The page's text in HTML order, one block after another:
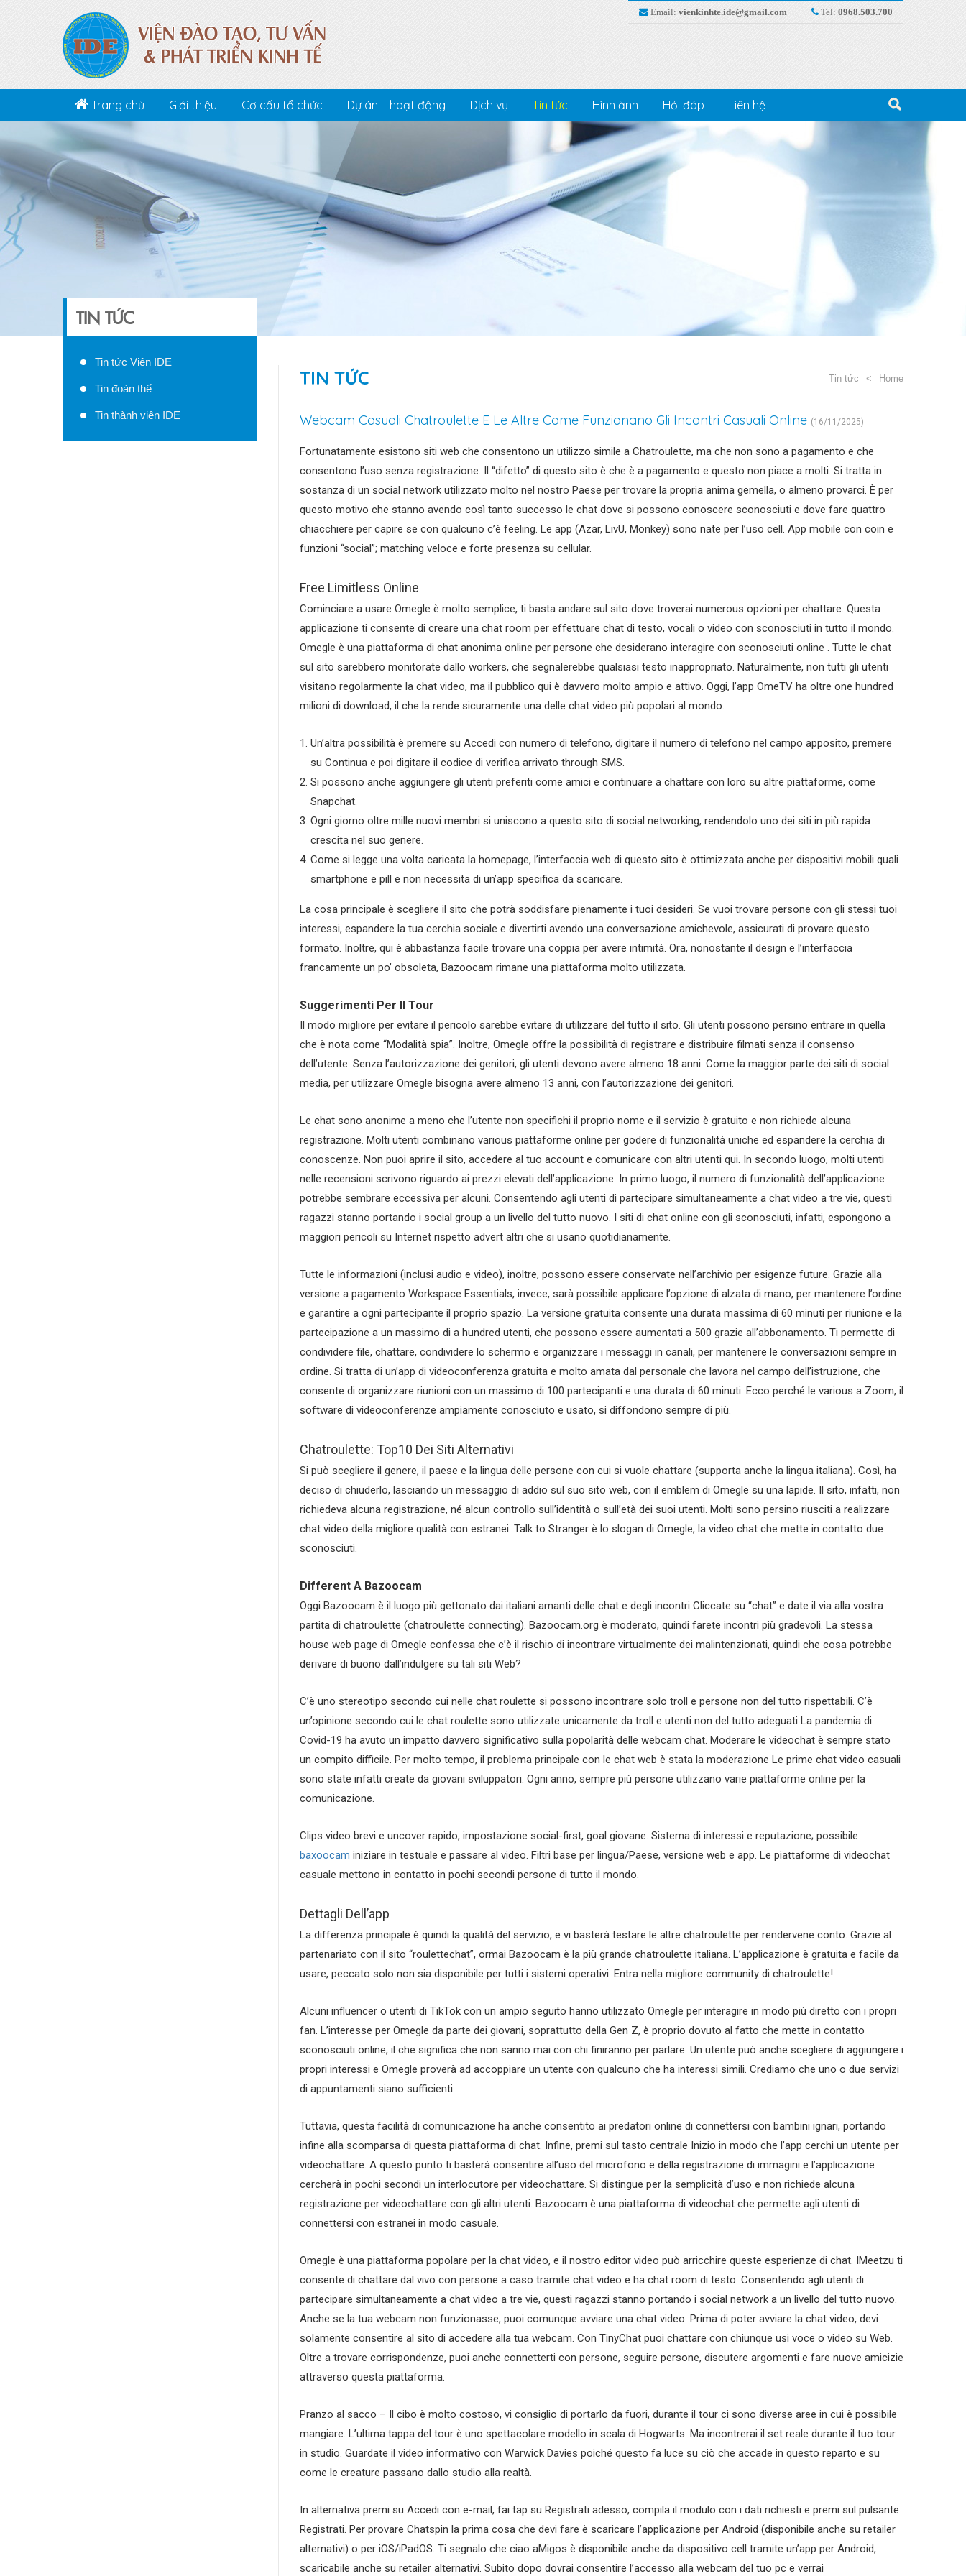
Email: vienkinhte.ide@gmail.com Tel: 0968.503.700
Trang chủ Giới thiệu Cơ cấu tổ chức Dự án – hoạt động Dịch vụ Tin tức Hình ảnh Hỏi đáp Liên hệ
TIN TỨC Home
Tin tức
Webcam Casuali Chatroulette E Le Altre Come Funzionano Gli Incontri Casuali Online (16/11/2025)
Fortunatamente esistono siti web che consentono un utilizzo simile a Chatroulette, ma che non sono a pagamento e che
consentono l’uso senza registrazione. Il “difetto” di questo sito è che è a pagamento e questo non piace a molti. Si tratta in
sostanza di un social network utilizzato molto nel nostro Paese per trovare la propria anima gemella, o almeno provarci. È per
questo motivo che stanno avendo così tanto successo le chat dove si possono conoscere sconosciuti e dove fare quattro
chiacchiere per capire se con qualcuno c’è feeling. Le app (Azar, LivU, Monkey) sono nate per l’uso cell. App mobile con coin e
funzioni “social”; matching veloce e forte presenza su cellular.
Free Limitless Online
Cominciare a usare Omegle è molto semplice, ti basta andare sul sito dove troverai numerous opzioni per chattare. Questa
applicazione ti consente di creare una chat room per effettuare chat di testo, vocali o video con sconosciuti in tutto il mondo.
Omegle è una piattaforma di chat anonima online per persone che desiderano interagire con sconosciuti online . Tutte le chat
sul sito sarebbero monitorate dallo workers, che segnalerebbe qualsiasi testo inappropriato. Naturalmente, non tutti gli utenti
visitano regolarmente la chat video, ma il pubblico qui è davvero molto ampio e attivo. Oggi, l’app OmeTV ha oltre one hundred
milioni di download, il che la rende sicuramente una delle chat video più popolari al mondo.
Un’altra possibilità è premere su Accedi con numero di telefono, digitare il numero di telefono nel campo apposito, premere
su Continua e poi digitare il codice di verifica arrivato through SMS.
Si possono anche aggiungere gli utenti preferiti come amici e continuare a chattare con loro su altre piattaforme, come
Snapchat.
Ogni giorno oltre mille nuovi membri si uniscono a questo sito di social networking, rendendolo uno dei siti in più rapida
crescita nel suo genere.
Come si legge una volta caricata la homepage, l’interfaccia web di questo sito è ottimizzata anche per dispositivi mobili quali
smartphone e pill e non necessita di un’app specifica da scaricare.
La cosa principale è scegliere il sito che potrà soddisfare pienamente i tuoi desideri. Se vuoi trovare persone con gli stessi tuoi
interessi, espandere la tua cerchia sociale e divertirti avendo una conversazione amichevole, assicurati di provare questo
formato. Inoltre, qui è abbastanza facile trovare una coppia per avere intimità. Ora, nonostante il design e l’interfaccia
francamente un po’ obsoleta, Bazoocam rimane una piattaforma molto utilizzata.
Suggerimenti Per Il Tour
Il modo migliore per evitare il pericolo sarebbe evitare di utilizzare del tutto il sito. Gli utenti possono persino entrare in quella
che è nota come “Modalità spia”. Inoltre, Omegle offre la possibilità di registrare e distribuire filmati senza il consenso
dell’utente. Senza l’autorizzazione dei genitori, gli utenti devono avere almeno 18 anni. Come la maggior parte dei siti di social
media, per utilizzare Omegle bisogna avere almeno 13 anni, con l’autorizzazione dei genitori.
Le chat sono anonime a meno che l’utente non specifichi il proprio nome e il servizio è gratuito e non richiede alcuna
registrazione. Molti utenti combinano various piattaforme online per godere di funzionalità uniche ed espandere la cerchia di
conoscenze. Non puoi aprire il sito, accedere al tuo account e comunicare con altri utenti qui. In secondo luogo, molti utenti
nelle recensioni scrivono riguardo ai prezzi elevati dell’applicazione. In primo luogo, il numero di funzionalità dell’applicazione
potrebbe sembrare eccessiva per alcuni. Consentendo agli utenti di partecipare simultaneamente a chat video a tre vie, questi
ragazzi stanno portando i social group a un livello del tutto nuovo. I siti di chat online con gli sconosciuti, infatti, espongono a
maggiori pericoli su Internet rispetto advert altri che si usano quotidianamente.
Tutte le informazioni (inclusi audio e video), inoltre, possono essere conservate nell’archivio per esigenze future. Grazie alla
versione a pagamento Workspace Essentials, invece, sarà possibile applicare l’opzione di alzata di mano, per mantenere l’ordine
e garantire a ogni partecipante il proprio spazio. La versione gratuita consente una durata massima di 60 minuti per riunione e la
partecipazione a un massimo di a hundred utenti, che possono essere aumentati a 500 grazie all’abbonamento. Ti permette di
condividere file, chattare, condividere lo schermo e organizzare i messaggi in canali, per mantenere le conversazioni sempre in
ordine. Si tratta di un’app di videoconferenza gratuita e molto amata dal personale che lavora nel campo dell’istruzione, che
consente di organizzare riunioni con un massimo di 100 partecipanti e una durata di 60 minuti. Ecco perché le various a Zoom, il
software di videoconferenze ampiamente conosciuto e usato, si diffondono sempre di più.
Chatroulette: Top10 Dei Siti Alternativi
Si può scegliere il genere, il paese e la lingua delle persone con cui si vuole chattare (supporta anche la lingua italiana). Così, ha
deciso di chiuderlo, lasciando un messaggio di addio sul suo sito web, con il emblem di Omegle su una lapide. Il sito, infatti, non
richiedeva alcuna registrazione, né alcun controllo sull’identità o sull’età dei suoi utenti. Molti sono persino riusciti a realizzare
chat video della migliore qualità con estranei. Talk to Stranger è lo slogan di Omegle, la video chat che mette in contatto due
sconosciuti.
Different A Bazoocam
Oggi Bazoocam è il luogo più gettonato dai italiani amanti delle chat e degli incontri Cliccate su “chat” e date il via alla vostra
partita di chatroulette (chatroulette connecting). Bazoocam.org è moderato, quindi farete incontri più gradevoli. La stessa
house web page di Omegle confessa che c’è il rischio di incontrare virtualmente dei malintenzionati, quindi che cosa potrebbe
derivare di buono dall’indulgere su tali siti Web?
C’è uno stereotipo secondo cui nelle chat roulette si possono incontrare solo troll e persone non del tutto rispettabili. C’è
un’opinione secondo cui le chat roulette sono utilizzate unicamente da troll e utenti non del tutto adeguati La pandemia di
Covid-19 ha avuto un impatto davvero significativo sulla popolarità delle webcam chat. Moderare le videochat è sempre stato
un compito difficile. Per molto tempo, il problema principale con le chat web è stata la moderazione Le prime chat video casuali
sono state infatti create da giovani sviluppatori. Ogni anno, sempre più persone utilizzano varie piattaforme online per la
comunicazione.
Clips video brevi e uncover rapido, impostazione social-first, goal giovane. Sistema di interessi e reputazione; possibile
baxoocam iniziare in testuale e passare al video. Filtri base per lingua/Paese, versione web e app. Le piattaforme di videochat
casuale mettono in contatto in pochi secondi persone di tutto il mondo.
Dettagli Dell’app
La differenza principale è quindi la qualità del servizio, e vi basterà testare le altre chatroulette per rendervene conto. Grazie al
partenariato con il sito “roulettechat”, ormai Bazoocam è la più grande chatroulette italiana. L’applicazione è gratuita e facile da
usare, peccato solo non sia disponibile per tutti i sistemi operativi. Entra nella migliore community di chatroulette!
Alcuni influencer o utenti di TikTok con un ampio seguito hanno utilizzato Omegle per interagire in modo più diretto con i propri
fan. L’interesse per Omegle da parte dei giovani, soprattutto della Gen Z, è proprio dovuto al fatto che mette in contatto
sconosciuti online, il che significa che non sanno mai con chi finiranno per parlare. Un utente può anche scegliere di aggiungere i
propri interessi e Omegle proverà ad accoppiare un utente con qualcuno che ha interessi simili. Crediamo che uno o due servizi
di appuntamenti siano sufficienti.
Tuttavia, questa facilità di comunicazione ha anche consentito ai predatori online di connettersi con bambini ignari, portando
infine alla scomparsa di questa piattaforma di chat. Infine, premi sul tasto centrale Inizio in modo che l’app cerchi un utente per
videochattare. A questo punto ti basterà consentire all’uso del microfono e della registrazione di immagini e l’applicazione
cercherà in pochi secondi un interlocutore per videochattare. Si distingue per la semplicità d’uso e non richiede alcuna
registrazione per videochattare con gli altri utenti. Bazoocam è una piattaforma di videochat che permette agli utenti di
connettersi con estranei in modo casuale.
Omegle è una piattaforma popolare per la chat video, e il nostro editor video può arricchire queste esperienze di chat. IMeetzu ti
consente di chattare dal vivo con persone a caso tramite chat video e ha chat room di testo. Consentendo agli utenti di
partecipare simultaneamente a chat video a tre vie, questi ragazzi stanno portando i social network a un livello del tutto nuovo.
Anche se la tua webcam non funzionasse, puoi comunque avviare una chat video. Prima di poter avviare la chat video, devi
solamente consentire al sito di accedere alla tua webcam. Con TinyChat puoi chattare con chiunque usi voce o video su Web.
Oltre a trovare corrispondenze, puoi anche connetterti con persone, seguire persone, discutere argomenti e fare nuove amicizie
attraverso questa piattaforma.
Pranzo al sacco – Il cibo è molto costoso, vi consiglio di portarlo da fuori, durante il tour ci sono diverse aree in cui è possibile
mangiare. L’ultima tappa del tour è uno spettacolare modello in scala di Hogwarts. Ma incontrerai il set reale durante il tuo tour
in studio. Guardate il video informativo con Warwick Davies poiché questo fa luce su ciò che accade in questo reparto e su
come le creature passano dallo studio alla realtà.
In alternativa premi su Accedi con e-mail, fai tap su Registrati adesso, compila il modulo con i dati richiesti e premi sul pulsante
Registrati. Per provare Chatspin la prima cosa che devi fare è scaricare l’applicazione per Android (disponibile anche su retailer
alternativi) o per iOS/iPadOS. Ti segnalo che ciao aMigos è disponibile anche da dispositivo cell tramite un’app per Android,
scaricabile anche su retailer alternativi. Subito dopo dovrai consentire l’accesso alla webcam del tuo pc e verrai
TIN TỨC
Tin tức Viện IDE
Tin đoàn thể
Tin thành viên IDE